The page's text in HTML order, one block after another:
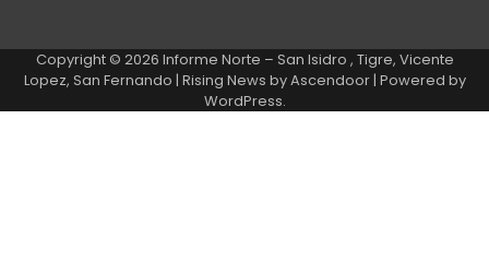
Copyright © 2026 Informe Norte – San Isidro , Tigre, Vicente
Lopez, San Fernando | Rising News byAscendoor| Powered by
WordPress.